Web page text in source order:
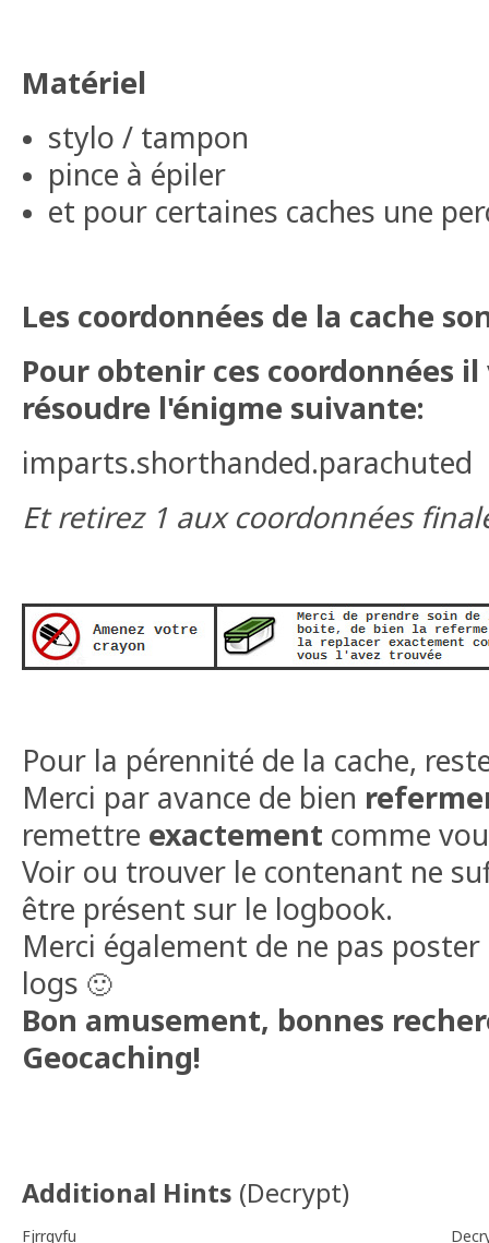
Matériel
stylo / tampon
pince à épiler
et pour certaines caches une
Les coordonnées de la cache
Pour obtenir ces coordonnées
résoudre l'énigme suivante:
imparts.shorthanded.parachuted
Et retirez 1 aux coordonnées
Pour la pérennité de la cache,
Merci par avance de bien
remettre exactement comme
Voir ou trouver le contenant ne
être présent sur le logbook.
Merci également de ne pas
logs 🙂
Bon amusement, bonnes
Geocaching!
Additional Hints (Decrypt)
Fjrrqvfu